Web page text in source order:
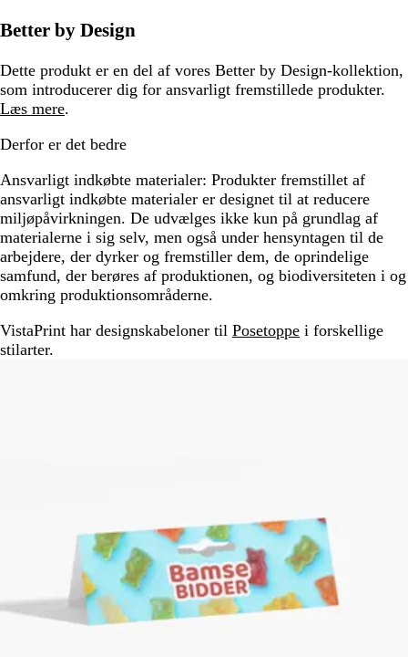
Better by Design
Dette produkt er en del af vores Better by Design-kollektion,
som introducerer dig for ansvarligt fremstillede produkter.
Læs mere.
Derfor er det bedre
Ansvarligt indkøbte materialer: Produkter fremstillet af
ansvarligt indkøbte materialer er designet til at reducere
miljøpåvirkningen. De udvælges ikke kun på grundlag af
materialerne i sig selv, men også under hensyntagen til de
arbejdere, der dyrker og fremstiller dem, de oprindelige
samfund, der berøres af produktionen, og biodiversiteten i og
omkring produktionsområderne.
VistaPrint har designskabeloner til Posetoppe i forskellige
stilarter.